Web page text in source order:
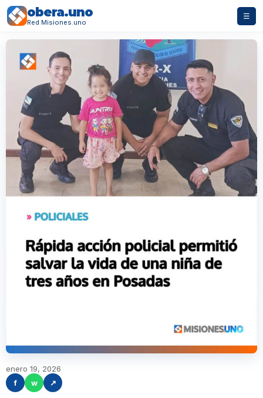
obera.uno
Red Misiones.uno
☰
enero 19, 2026
f
w ↗